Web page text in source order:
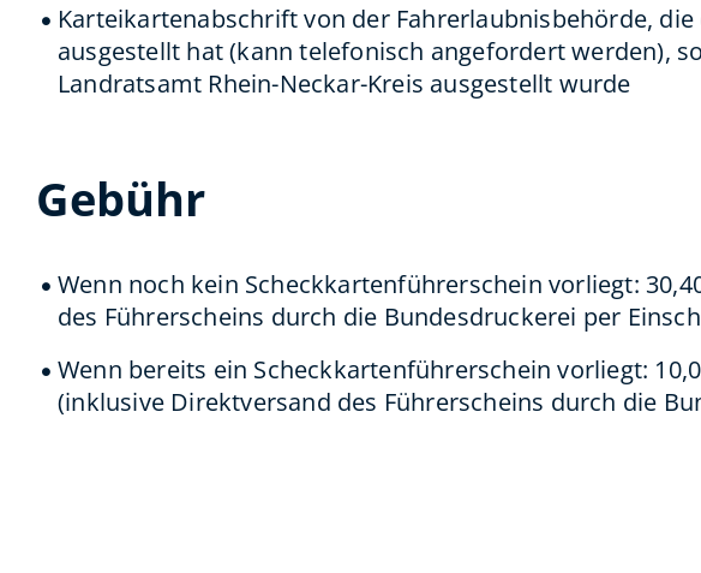
Karteikartenabschrift von der Fahrerlaubnisbehörde,
ausgestellt hat (kann telefonisch angefordert werden),
Landratsamt Rhein-Neckar-Kreis ausgestellt wurde
Gebühr
Wenn noch kein Scheckkartenführerschein vorliegt:
des Führerscheins durch die Bundesdruckerei per
Wenn bereits ein Scheckkartenführerschein vorliegt:
(inklusive Direktversand des Führerscheins durch die